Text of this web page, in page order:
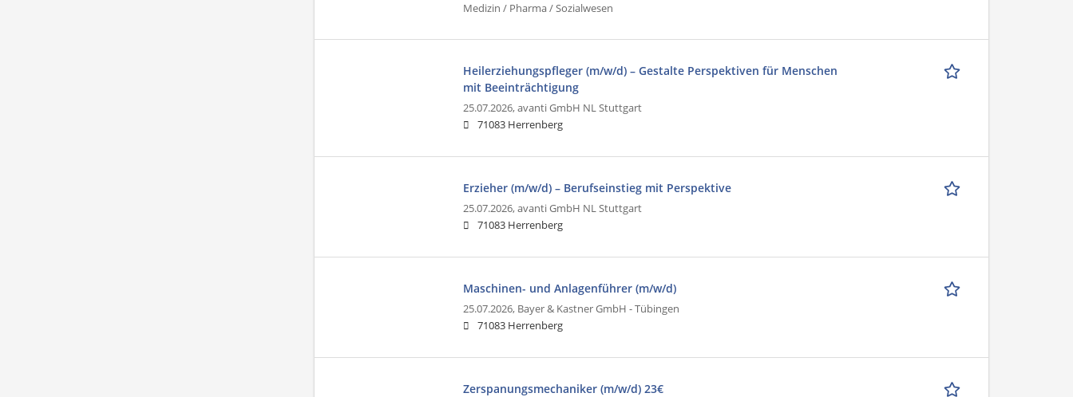
Medizin / Pharma / Sozialwesen
Heilerziehungspfleger (m/w/d) – Gestalte Perspektiven für Menschen
mit Beeinträchtigung
25.07.2026,avanti GmbH NL Stuttgart
71083 Herrenberg
Erzieher (m/w/d) – Berufseinstieg mit Perspektive
25.07.2026,avanti GmbH NL Stuttgart
71083 Herrenberg
Maschinen- und Anlagenführer (m/w/d)
25.07.2026, Bayer & Kastner GmbH - Tübingen
71083 Herrenberg
Zerspanungsmechaniker (m/w/d) 23€